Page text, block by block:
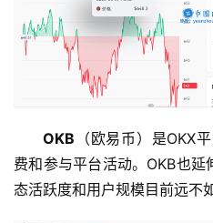
OKB （欧易币）是OKX
费和参与平台活动。OKB也
态活跃度和用户规模目前远不